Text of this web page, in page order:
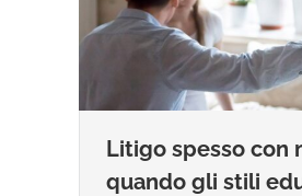
Litigo spesso con
quando gli stili